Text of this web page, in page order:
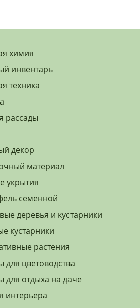
химия
инвентарь
техника
рассады
декор
материал
укрытия
семенной
деревья и кустарники
кустарники
растения
для цветоводства
для отдыха на даче
интерьера